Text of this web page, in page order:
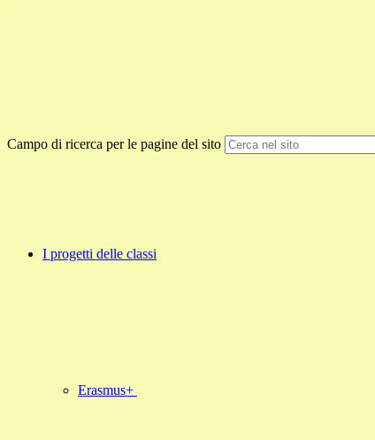
Campo di ricerca per le pagine del sito
I progetti delle classi
Erasmus+